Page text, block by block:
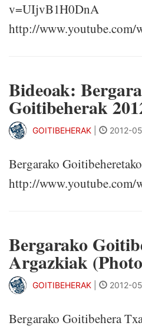
v=UIjvB1H0DnA
http://www.youtube.com/
Bideoak:
Goitibeherak
GOITIBEHERAK 2012-
Bergarako
http://www.youtube.com/
Bergarako
Argazkiak
GOITIBEHERAK 2012-
Bergarako Goitibehera